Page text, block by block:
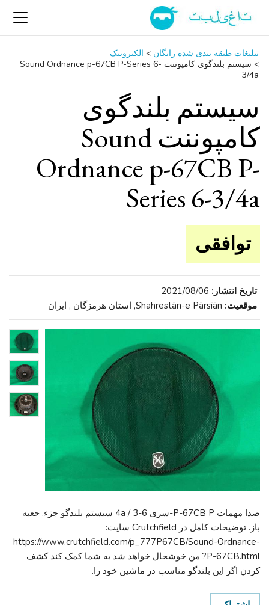
تبلیغات طبقه بندی شده رایگان > الکترونیک
>
سیستم بلندگوی کامپوننت Sound Ordnance p-67CB P-Series 6-
3/4a
سیستم بلندگوی
کامپوننت Sound
Ordnance p-67CB P-
Series 6-3/4a
توافقی
تاریخ انتشار: 2021/08/06
موقعیت: Shahrestān-e Pārsīān, استان هرمزگان , ایران
صدا مهمات P-67CB P-سری 6-3 / 4a سیستم بلندگو جزء. جعبه
باز. توضیحات کامل در Crutchfield سایت:
https://www.crutchfield.com/p_777P67CB/Sound-Ordnance-
P-67CB.html? من خوشحال خواهد شد به شما کمک کند کشف
کردن اگر این بلندگو مناسب در ماشین خود را.